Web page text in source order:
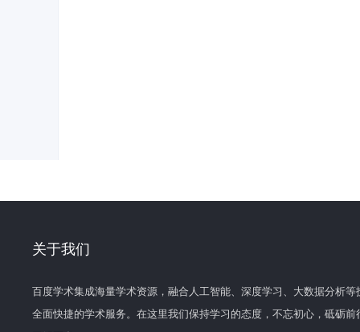
关于我们
百度学术集成海量学术资源，融合人工智能、深度学习、大数据分析
全面快捷的学术服务。在这里我们保持学习的态度，不忘初心，砥砺前